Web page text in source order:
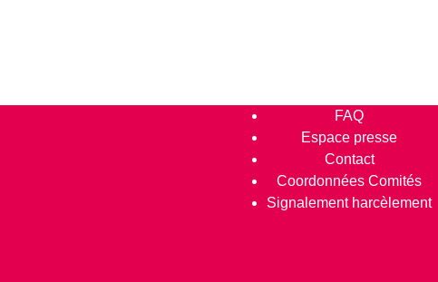
FAQ
Espace presse
Contact
Coordonnées Comités
Signalement harcèlement